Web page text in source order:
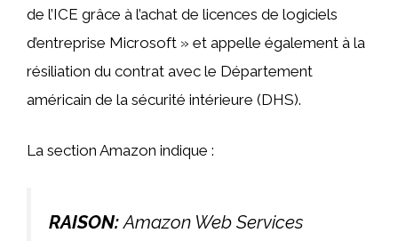
de l’ICE grâce à l’achat de licences de logiciels
d’entreprise Microsoft » et appelle également à la
résiliation du contrat avec le Département
américain de la sécurité intérieure (DHS).
La section Amazon indique :
RAISON:Amazon Web Services